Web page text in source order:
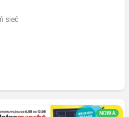
sieć
NOWA